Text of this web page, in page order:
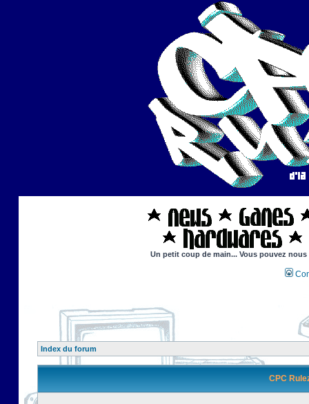
Un petit coup de main... Vous pouvez
Index du forum
CPC